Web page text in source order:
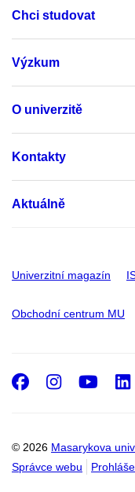
Chci studovat
Výzkum
O univerzitě
Kontakty
Aktuálně
Univerzitní magazín
Obchodní centrum MU
© 2026 Masarykova
Správce webu
Facebook